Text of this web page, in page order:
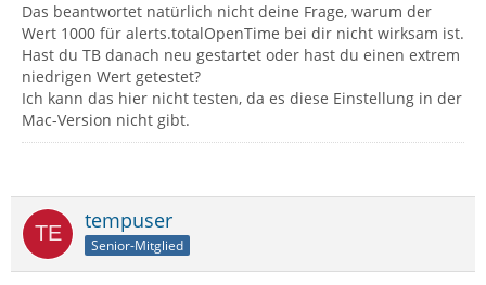
Das beantwortet natürlich nicht deine Frage, warum der
Wert 1000 für alerts.totalOpenTime bei dir nicht wirksam ist.
Hast du TB danach neu gestartet oder hast du einen extrem
niedrigen Wert getestet?
Ich kann das hier nicht testen, da es diese Einstellung in der
Mac-Version nicht gibt.
tempuser
Senior-Mitglied